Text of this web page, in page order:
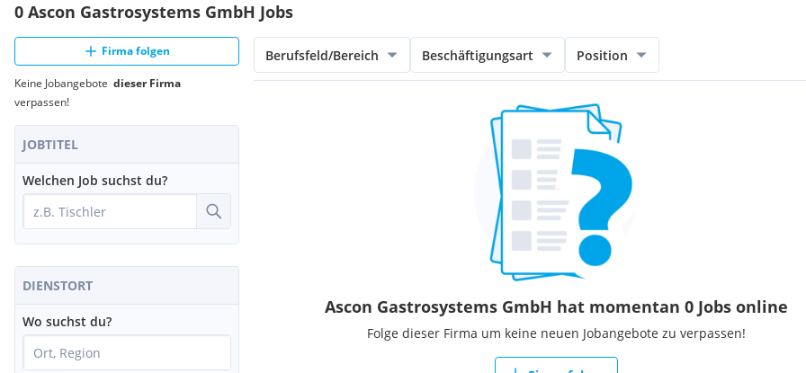
0 Ascon Gastrosystems GmbH Jobs
Firma folgen
Keine Jobangebote dieser Firma
verpassen!
JOBTITEL
Welchen Job suchst du?
DIENSTORT
Wo suchst du?
Berufsfeld/Bereich Beschäftigungsart Position
Ascon Gastrosystems GmbH hat momentan 0 Jobs online
Folge dieser Firma um keine neuen Jobangebote zu verpassen!